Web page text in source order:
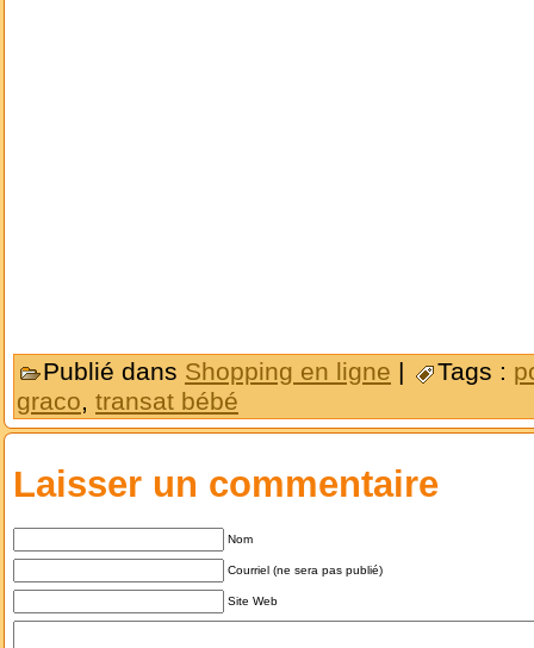
Publié dans Shopping en ligne | Tags :
graco, transat bébé
Laisser un commentaire
Nom
Courriel (ne sera pas publié)
Site Web